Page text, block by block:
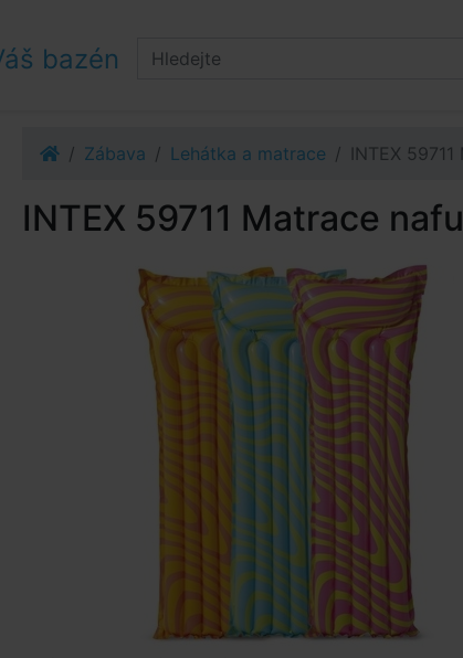
bazén
Zábava Lehátka a matrace INTEX
INTEX 59711 Matrace